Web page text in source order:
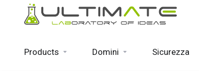
Products Domini Sicurezza